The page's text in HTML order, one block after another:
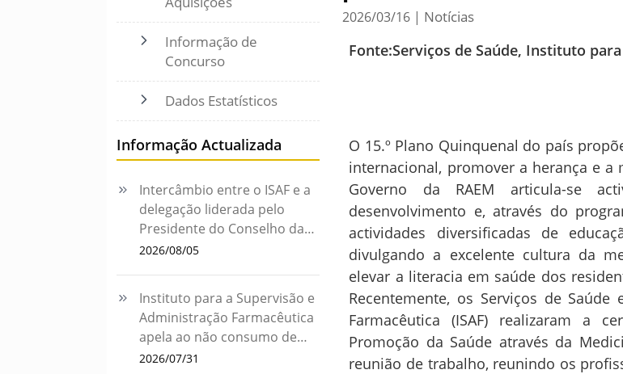
Informação de
Concurso
Dados Estatísticos
Informação Actualizada
Intercâmbio entre o ISAF e a
delegação liderada pelo
Presidente do Conselho da
Universidade da Cidade
2026/08/05
Instituto para a Supervisão e
Administração Farmacêutica
apela ao não consumo de
um produto com substâncias
2026/07/31
2026/03/16 | Notícias
Fonte:Serviços de Saúde, Instituto
O 15.º Plano Quinquenal do país
internacional, promover a herança e
Governo da RAEM articula-se
desenvolvimento e, através do
actividades diversificadas de
divulgando a excelente cultura da
elevar a literacia em saúde dos
Recentemente, os Serviços de
Farmacêutica (ISAF) realizaram a
Promoção da Saúde através da
reunião de trabalho, reunindo os